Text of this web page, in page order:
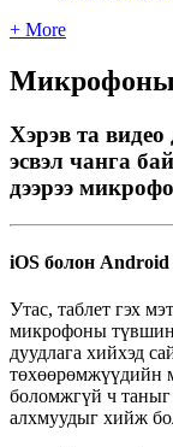
+ More
Микрофоны
Хэрэв та видео
эсвэл чанга
дээрээ
iOS болон Android
Утас, таблет гэх мэт
микрофоны түвшин
дуудлага хийхэд са
төхөөрөмжүүдийн
боломжгүй ч таныг
алхмуудыг хийж бо